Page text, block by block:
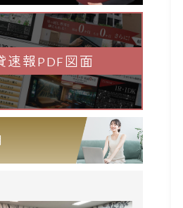
速報PDF図面